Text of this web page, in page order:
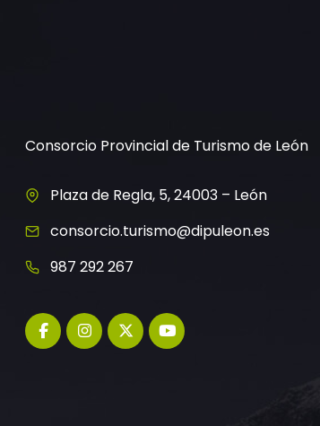
Consorcio Provincial de Turismo de León
Plaza de Regla, 5, 24003 – León
consorcio.turismo@dipuleon.es
987 292 267